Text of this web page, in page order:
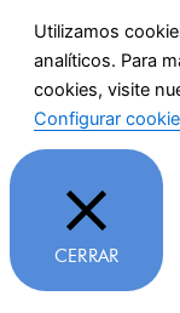
Utilizamos
analíticos. Para
cookies, visite
Configurar
CERRAR